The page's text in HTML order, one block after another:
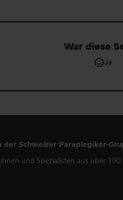
War diese
Ja
Schweizer Paraplegiker-
und Spezialisten aus über